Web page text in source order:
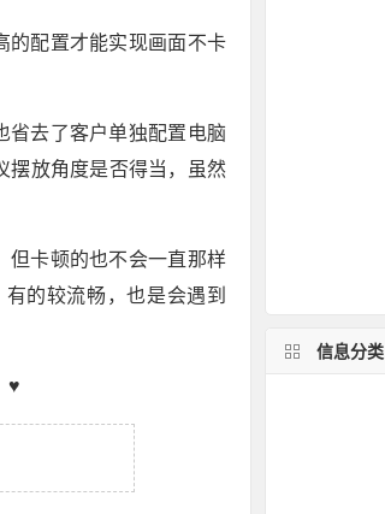
的配置才能实现画面不卡
去了客户单独配置电脑
摆放角度是否得当，虽然
但卡顿的也不会一直那样
的较流畅，也是会遇到
♥
信息分类